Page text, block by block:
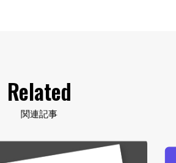
Related
関連記事